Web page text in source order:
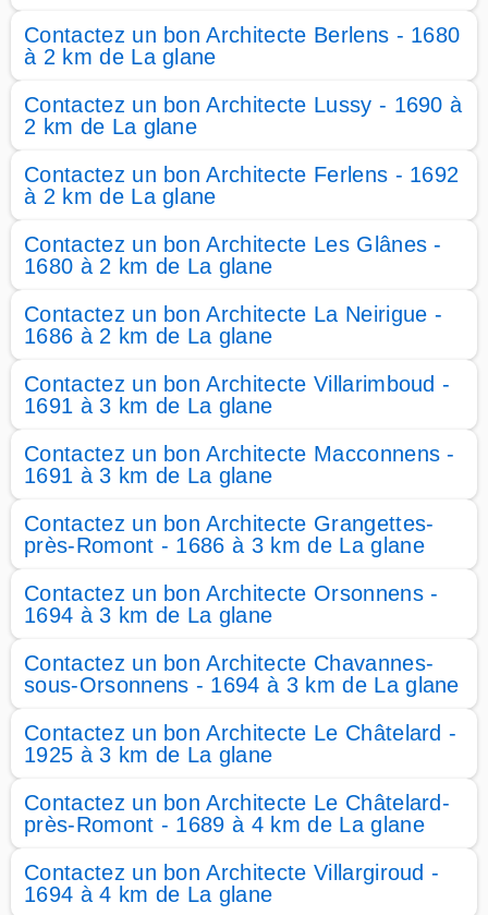
Contactez un bon Architecte Berlens - 1680
à 2 km de La glane
Contactez un bon Architecte Lussy - 1690 à
2 km de La glane
Contactez un bon Architecte Ferlens - 1692
à 2 km de La glane
Contactez un bon Architecte Les Glânes -
1680 à 2 km de La glane
Contactez un bon Architecte La Neirigue -
1686 à 2 km de La glane
Contactez un bon Architecte Villarimboud -
1691 à 3 km de La glane
Contactez un bon Architecte Macconnens -
1691 à 3 km de La glane
Contactez un bon Architecte Grangettes-
près-Romont - 1686 à 3 km de La glane
Contactez un bon Architecte Orsonnens -
1694 à 3 km de La glane
Contactez un bon Architecte Chavannes-
sous-Orsonnens - 1694 à 3 km de La glane
Contactez un bon Architecte Le Châtelard -
1925 à 3 km de La glane
Contactez un bon Architecte Le Châtelard-
près-Romont - 1689 à 4 km de La glane
Contactez un bon Architecte Villargiroud -
1694 à 4 km de La glane